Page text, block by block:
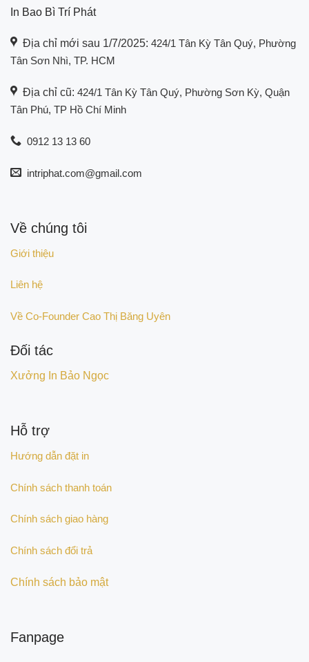
In Bao Bì Trí Phát
Địa chỉ mới sau 1/7/2025: 424/1 Tân Kỳ Tân Quý, Phường
Tân Sơn Nhì, TP. HCM
Địa chỉ cũ: 424/1 Tân Kỳ Tân Quý, Phường Sơn Kỳ, Quận
Tân Phú, TP Hồ Chí Minh
0912 13 13 60
intriphat.com@gmail.com
Về chúng tôi
Giới thiệu
Liên hệ
Về Co-Founder Cao Thị Băng Uyên
Đối tác
Xưởng In Bảo Ngọc
Hỗ trợ
Hướng dẫn đặt in
Chính sách thanh toán
Chính sách giao hàng
Chính sách đổi trả
Chính sách bảo mật
Fanpage